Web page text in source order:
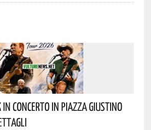
In Concerto In Piazza Giustino